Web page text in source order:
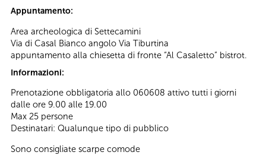
Appuntamento:
Area archeologica di Settecamini
Via di Casal Bianco angolo Via Tiburtina
appuntamento alla chiesetta di fronte “Al Casaletto” bistrot.
Informazioni:
Prenotazione obbligatoria allo 060608 attivo tutti i giorni
dalle ore 9.00 alle 19.00
Max 25 persone
Destinatari: Qualunque tipo di pubblico
Sono consigliate scarpe comode